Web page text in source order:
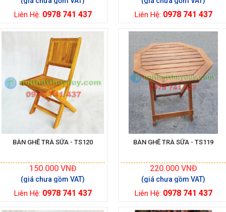
Liên Hệ: 0978 741 437 Liên Hệ: 0978 741 437
BÀN GHẾ TRÀ SỮA - TS120
150.000VNĐ
Liên Hệ: 0978 741 437
BÀN GHẾ TRÀ SỮA - TS119
220.000VNĐ
Liên Hệ: 0978 741 437